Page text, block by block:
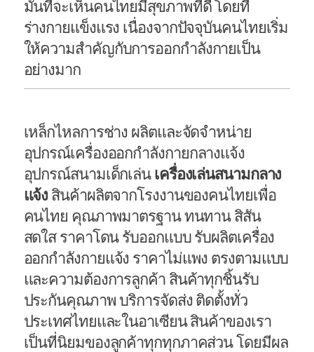
มั่นที่จะเห็นคนไทยมีสุขภาพที่ดี โดยที่
ร่างกายแข็งแรง เนื่องจากปัจจุบันคนไทยเริ่ม
ให้ความสำคัญกับการออกกำลังกายเป็น
อย่างมาก
เหล็กไหลการช่าง ผลิตและจัดจำหน่าย
อุปกรณ์เครื่องออกกำลังกายกลางแจ้ง
อุปกรณ์สนามเด็กเล่นเครื่องเล่นสนามกลาง
แจ้ง สินค้าผลิตจากโรงงานของคนไทยเพื่อ
คนไทย คุณภาพมาตรฐาน ทนทาน สิสัน
สดใส ราคาโดน รับออกแบบ รับผลิตเครื่อง
ออกกำลังกายแจ้ง ราคาไม่แพง ตรงตามแบบ
และความต้องการลูกค้า สินค้าทุกชิ้นรับ
ประกันคุณภาพ บริการจัดส่ง ติดตั้งทั่ว
ประเทศไทยและในอาเซียน สินค้าของเรา
เป็นที่นิยมของลูกค้าทุกทุกภาคส่วน โดยมีผล